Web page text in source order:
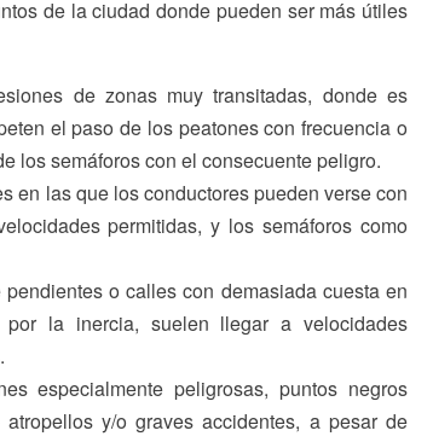
de la ciudad donde pueden ser más útiles
de zonas muy transitadas, donde es
el paso de los peatones con frecuencia o
los semáforos con el consecuente peligro.
en las que los conductores pueden verse con
permitidas, y los semáforos como
o calles con demasiada cuesta en
la inercia, suelen llegar a velocidades
especialmente peligrosas, puntos negros
y/o graves accidentes, a pesar de